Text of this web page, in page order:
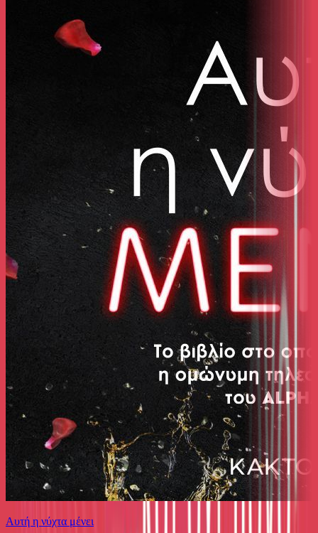
Αυτή η νύχτα μένει